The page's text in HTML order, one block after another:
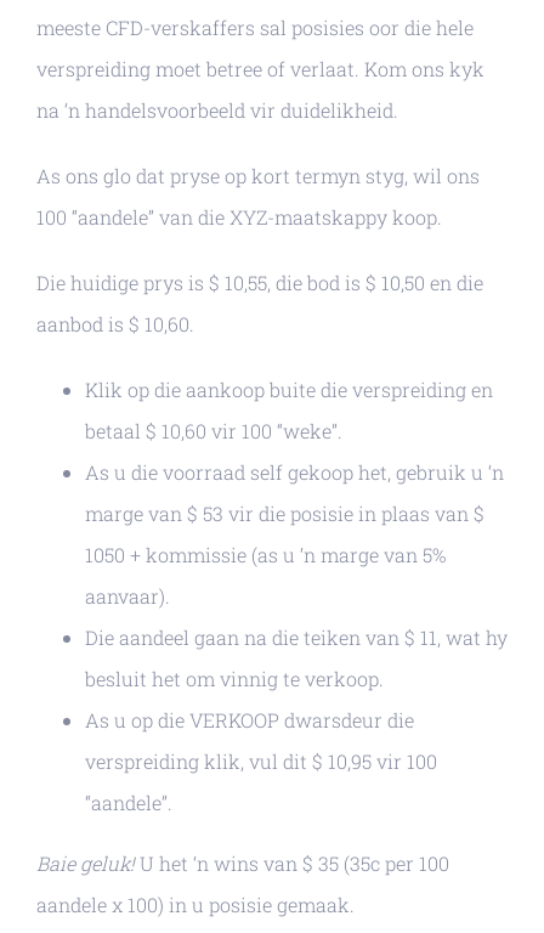
meeste CFD-verskaffers sal posisies oor die hele
verspreiding moet betree of verlaat. Kom ons kyk
na ‘n handelsvoorbeeld vir duidelikheid.
As ons glo dat pryse op kort termyn styg, wil ons
100 “aandele” van die XYZ-maatskappy koop.
Die huidige prys is $ 10,55, die bod is $ 10,50 en die
aanbod is $ 10,60.
Klik op die aankoop buite die verspreiding en
betaal $ 10,60 vir 100 “weke”.
As u die voorraad self gekoop het, gebruik u ‘n
marge van $ 53 vir die posisie in plaas van $
1050 + kommissie (as u ‘n marge van 5%
aanvaar).
Die aandeel gaan na die teiken van $ 11, wat hy
besluit het om vinnig te verkoop.
As u op die VERKOOP dwarsdeur die
verspreiding klik, vul dit $ 10,95 vir 100
“aandele”.
Baie geluk!U het ‘n wins van $ 35 (35c per 100
aandele x 100) in u posisie gemaak.